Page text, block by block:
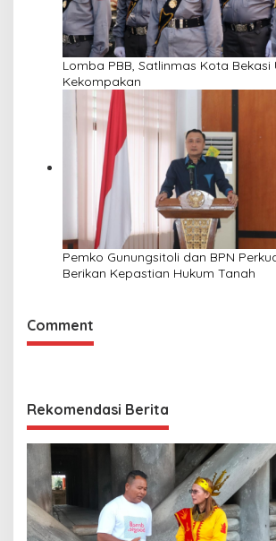
Lomba PBB, Satlinmas Kota Bekasi
Kekompakan
Pemko Gunungsitoli dan BPN
Berikan Kepastian Hukum Tanah
Comment
Rekomendasi Berita